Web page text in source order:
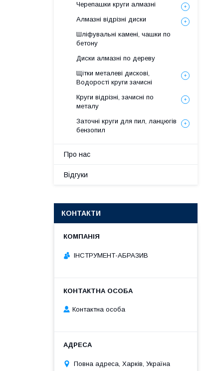
Черепашки круги алмазні
Алмазні відрізні диски
Шліфувальні камені, чашки по
бетону
Диски алмазні по дереву
Щітки металеві дискові,
Водорості круги зачисні
Круги відрізні, зачисні по
металу
Заточні круги для пил, ланцюгів
бензопил
Про нас
Відгуки
КОНТАКТИ
ІНСТРУМЕНТ-АБРАЗИВ
Контактна особа
Повна адреса, Харків, Україна